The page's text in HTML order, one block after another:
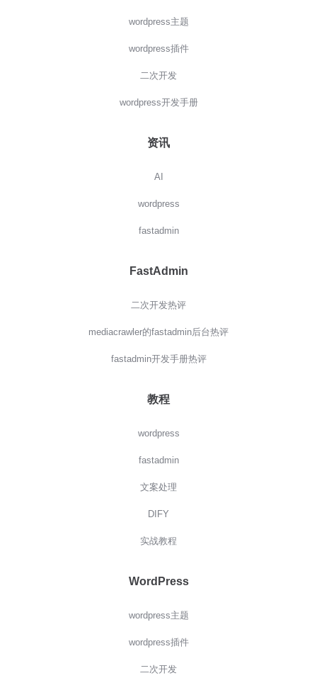
wordpress主题
wordpress插件
二次开发
wordpress开发手册
资讯
AI
wordpress
fastadmin
FastAdmin
二次开发热评
mediacrawler的fastadmin后台热评
fastadmin开发手册热评
教程
wordpress
fastadmin
文案处理
DIFY
实战教程
WordPress
wordpress主题
wordpress插件
二次开发